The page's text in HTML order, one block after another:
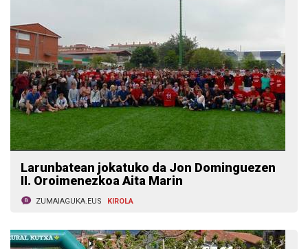
Larunbatean jokatuko da Jon Dominguezen
II. Oroimenezkoa Aita Marin
ZUMAIAGUKA.EUS KIROLA